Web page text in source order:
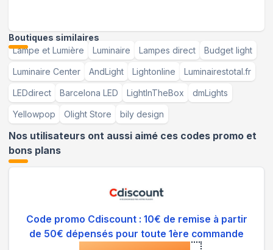
Boutiques similaires
Lampe et Lumière
Luminaire Lampes direct Budget light
Luminaire Center AndLight Lightonline Luminairestotal.fr
LEDdirect Barcelona LED LightInTheBox dmLights
Yellowpop Olight Store bily design
Nos utilisateurs ont aussi aimé ces codes promo et
bons plans
Code promo Cdiscount : 10€ de remise à partir
de 50€ dépensés pour toute 1ère commande